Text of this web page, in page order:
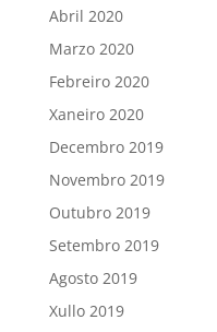
Abril 2020
Marzo 2020
Febreiro 2020
Xaneiro 2020
Decembro 2019
Novembro 2019
Outubro 2019
Setembro 2019
Agosto 2019
Xullo 2019